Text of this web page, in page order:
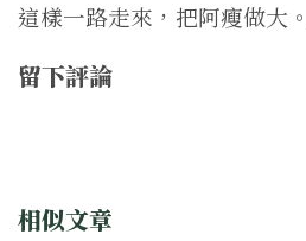
這樣一路走來，把阿瘦做大。
留下評論
相似文章